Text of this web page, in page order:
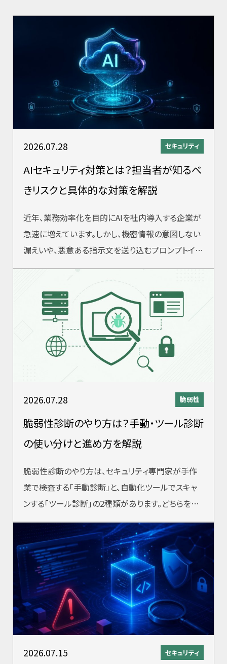
2026.07.28 セキュリティ
AIセキュリティ対策とは？担当者が知るべ
きリスクと具体的な対策を解説
近年、業務効率化を目的にAIを社内導入する企業が
急速に増えています。しかし、機密情報の意図しない
漏えいや、悪意ある指示文を送り込むプロンプトイン
ジェクション攻撃など、AI特有のセキ
2026.07.28 脆弱性
脆弱性診断のやり方は？手動・ツール診断
の使い分けと進め方を解説
脆弱性診断のやり方は、セキュリティ専門家が手作
業で検査する「手動診断」と、自動化ツールでスキャ
ンする「ツール診断」の2種類があります。どちらを選
ぶかは目的・予算・対象システムによっ
2026.07.15 セキュリティ